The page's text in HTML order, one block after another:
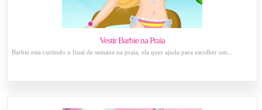
Vestir Barbie na Praia
Barbie esta curtindo o final de semana na praia, ela quer ajuda para escolher um...